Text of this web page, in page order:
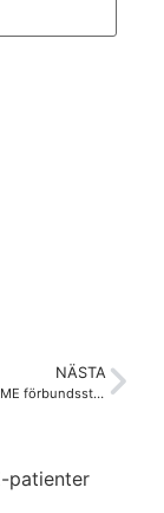
NÄSTA
Handlingar till RME förbundsstämma 2023